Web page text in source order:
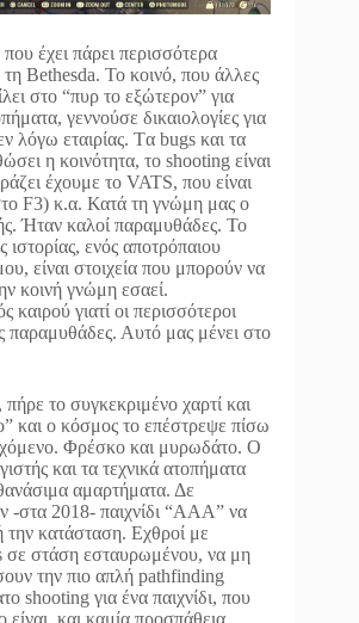
που έχει πάρει περισσότερα
Bethesda. To κοινό, που άλλες
στο “πυρ το εξώτερον” για
γεννούσε δικαιολογίες για
λόγω εταιρίας. Tα bugs και τα
η κοινότητα, το shooting είναι
έχουμε το VATS, που είναι
F3) κ.α. Κατά τη γνώμη μας ο
Ήταν καλοί παραμυθάδες. Το
ιστορίας, ενός αποτρόπαιου
είναι στοιχεία που μπορούν να
κοινή γνώμη εσαεί.
καιρού γιατί οι περισσότεροι
παραμυθάδες. Αυτό μας μένει στο
το συγκεκριμένο χαρτί και
και ο κόσμος το επέστρεψε πίσω
Φρέσκο και μυρωδάτο. Ο
και τα τεχνικά ατοπήματα
αμαρτήματα. Δε
-στα 2018- παιχνίδι “AAA” να
την κατάσταση. Εχθροί με
σε στάση εσταυρωμένου, να μη
την πιο απλή pathfinding
shooting για ένα παιχνίδι, που
είναι, και καμία προσπάθεια